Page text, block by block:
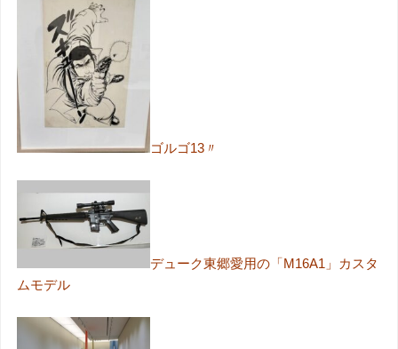
ゴルゴ13〃
デューク東郷愛用の「M16A1」カスタ
ムモデル